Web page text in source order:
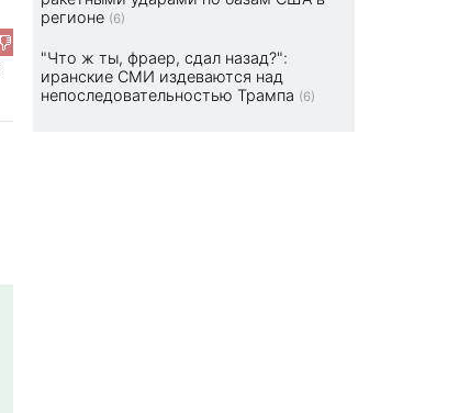
регионе (6)
"Что ж ты, фраер, сдал назад?":
иранские СМИ издеваются над
непоследовательностью Трампа (6)